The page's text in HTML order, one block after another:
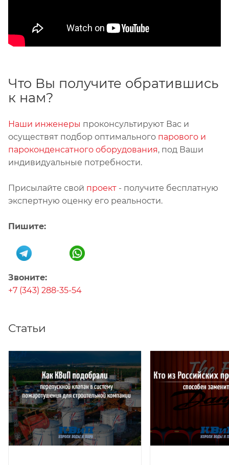
Что Вы получите обратившись
к нам?
Наши инженеры проконсультируют Вас и
осуществят подбор оптимального парового и
пароконденсатного оборудования, под Ваши
индивидуальные потребности.
Присылайте свой проект - получите бесплатную
экспертную оценку его реальности.
Пишите:
Звоните:
+7 (343) 288-35-54
Статьи